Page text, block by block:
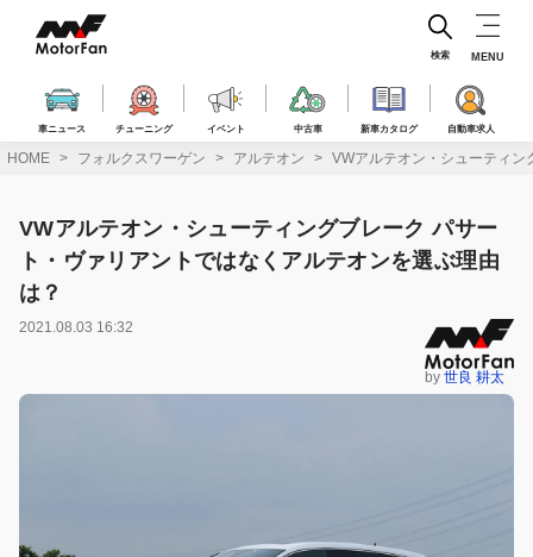
ス
車ニュース チューニング イベント 中古車 新車カタログ 自動車求人
検索 MENU
HOME フォルクスワーゲン アルテオン VWアルテオン・シューティ
VWアルテオン・シューティングブレーク パサー
ト・ヴァリアントではなくアルテオンを選ぶ理由
は？
2021.08.03 16:32
by 世良 耕太